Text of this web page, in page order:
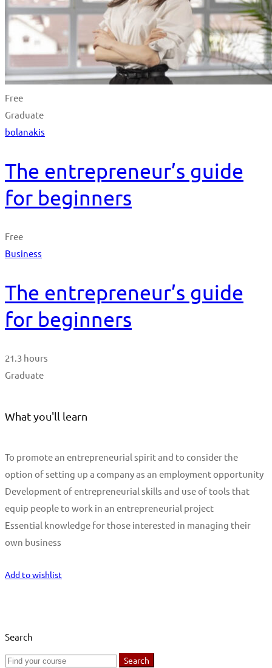
Free
Graduate
bolanakis
The entrepreneur’s guide
for beginners
Free
Business
The entrepreneur’s guide
for beginners
21.3 hours
Graduate
What you'll learn
To promote an entrepreneurial spirit and to consider the
option of setting up a company as an employment opportunity
Development of entrepreneurial skills and use of tools that
equip people to work in an entrepreneurial project
Essential knowledge for those interested in managing their
own business
Add to wishlist
Search
Search
Search